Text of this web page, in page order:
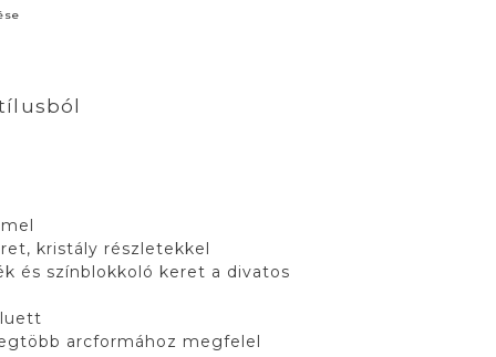
kristály részletekkel
és színblokkoló keret a divatos
arcformához megfelel